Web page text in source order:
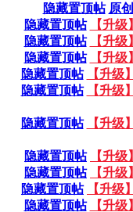
隐藏置顶帖 原
隐藏置顶帖
【升
隐藏置顶帖
【升
隐藏置顶帖
【升
隐藏置顶帖
【升级
隐藏置顶帖
【升级
隐藏置顶帖
【升级
隐藏置顶帖
【升
隐藏置顶帖
【升
隐藏置顶帖
【升级
隐藏置顶帖
【升